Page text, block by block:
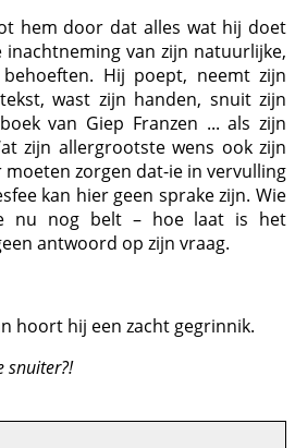
hem door dat alles wat hij doet
van zijn natuurlijke,
Hij poept, neemt zijn
wast zijn handen, snuit zijn
van Giep Franzen ... als zijn
zijn allergrootste wens ook zijn
moeten zorgen dat-ie in vervulling
kan hier geen sprake zijn. Wie
nu nog belt – hoe laat is het
antwoord op zijn vraag.
hoort hij een zacht gegrinnik.
snuiter?!